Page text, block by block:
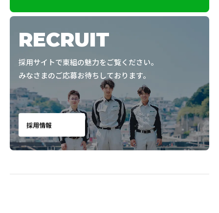
RECRUIT
採用サイトで東組の魅力をご覧ください。
みなさまのご応募お待ちしております。
採用情報